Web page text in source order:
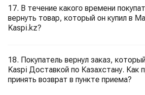
17. В течение какого времени
вернуть товар, который он купил в
Kaspi.kz?
18. Покупатель вернул заказ,
Kaspi Доставкой по Казахстану. Как
принять возврат в пункте приема?